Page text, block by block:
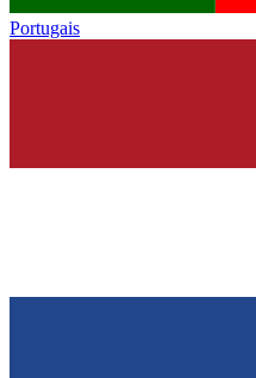
Portugais